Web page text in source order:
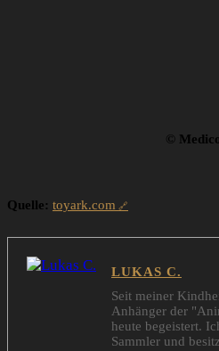
©
Quelle: toyark.com
LUKAS C.
Seit meiner
Anhänger der
heute begeistert.
Sammler und